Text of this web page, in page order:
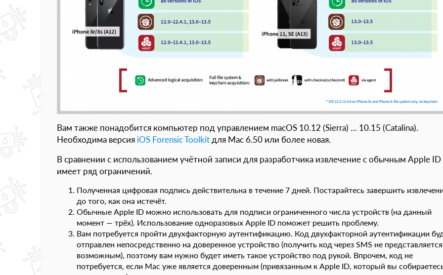
Вам также понадобится компьютер под управлением macOS 10.12 (Sierra) … 10.15 (Catalina).
Необходима версия iOS Forensic Toolkit для Mac 6.50 или более новая.
В сравнении с использованием учётной записи для разработчика извлечение с обычным Apple ID
имеет ряд ограничений.
Полученная цифровая подпись действительна в течение 7 дней. Постарайтесь завершить
до того, как она истечёт.
Обычные Apple ID можно использовать для подписи ограниченного числа устройств (на данный
момент — трёх). Использование одноразовых Apple ID поможет решить проблему.
Вам потребуется пройти двухфакторную аутентификацию. Код двухфакторной аутентификации
отправлен непосредственно на доверенное устройство (получить код через SMS не представляется
возможным), поэтому вам нужно будет иметь такое устройство под рукой. Впрочем, код не
потребуется, если Mac уже является доверенным (привязанным к Apple ID, который вы